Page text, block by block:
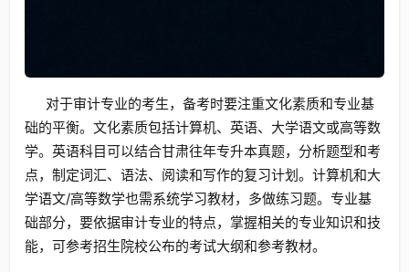
对于审计专业的考生，备考时要注重文化素质和专业基
础的平衡。文化素质包括计算机、英语、大学语文或高等数
学。英语科目可以结合甘肃往年专升本真题，分析题型和考
点，制定词汇、语法、阅读和写作的复习计划。计算机和大
学语文/高等数学也需系统学习教材，多做练习题。专业基
础部分，要依据审计专业的特点，掌握相关的专业知识和技
能，可参考招生院校公布的考试大纲和参考教材。